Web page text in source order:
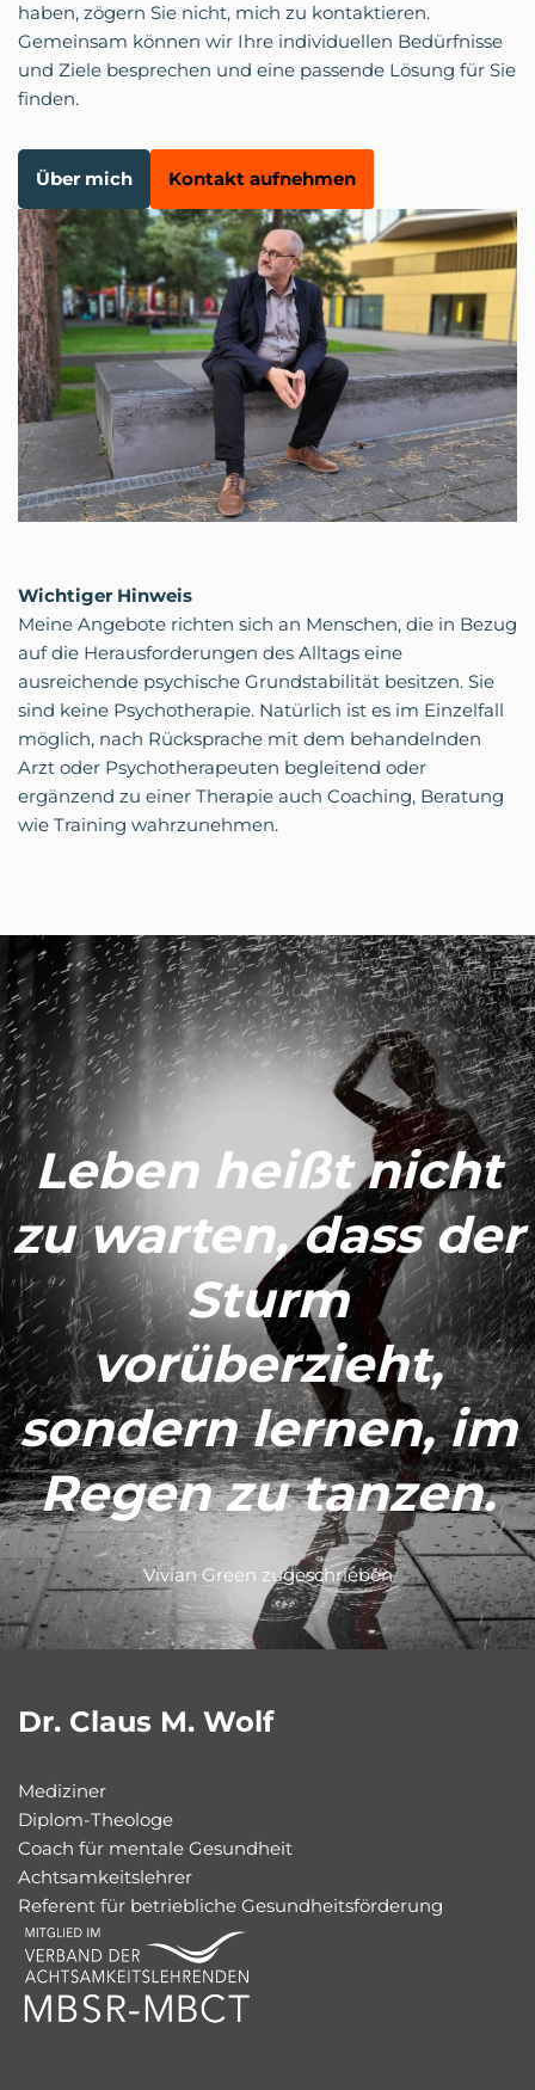
haben, zögern Sie nicht, mich zu kontaktieren.
Gemeinsam können wir Ihre individuellen Bedürfnisse
und Ziele besprechen und eine passende Lösung für Sie
finden.
Über mich Kontakt aufnehmen
Wichtiger Hinweis
Meine Angebote richten sich an Menschen, die in Bezug
auf die Herausforderungen des Alltags eine
ausreichende psychische Grundstabilität besitzen. Sie
sind keine Psychotherapie. Natürlich ist es im Einzelfall
möglich, nach Rücksprache mit dem behandelnden
Arzt oder Psychotherapeuten begleitend oder
ergänzend zu einer Therapie auch Coaching, Beratung
wie Training wahrzunehmen.
Leben heißt nicht
zu warten,dass der
Sturm
vorüberzieht,
sondern lernen, im
Regen zu tanzen.
Vivian Green zugeschrieben
Dr. Claus M. Wolf
Mediziner
Diplom-Theologe
Coach für mentale Gesundheit
Achtsamkeitslehrer
Referent für betriebliche Gesundheitsförderung